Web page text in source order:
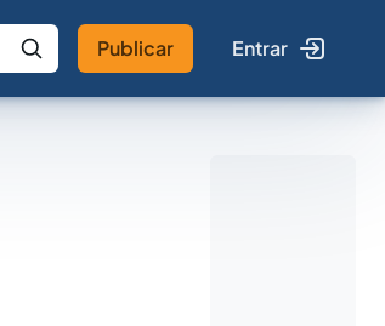
Publicar Entrar